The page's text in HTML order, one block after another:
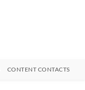
CONTENT CONTACTS